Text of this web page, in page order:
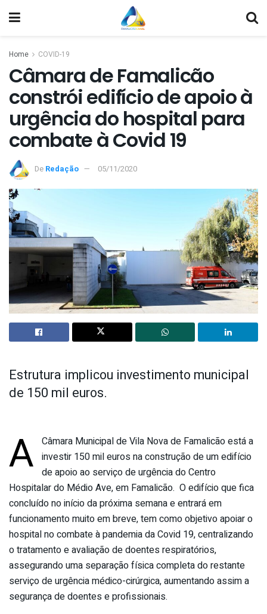
Home COVID-19
Câmara de Famalicão
constrói edifício de apoio à
urgência do hospital para
combate à Covid 19
De Redação 05/11/2020
Estrutura implicou investimento municipal
de 150 mil euros.
A Câmara Municipal de Vila Nova de Famalicão está a
investir 150 mil euros na construção de um edifício
de apoio ao serviço de urgência do Centro
Hospitalar do Médio Ave, em Famalicão. O edifício que fica
concluído no início da próxima semana e entrará em
funcionamento muito em breve, tem como objetivo apoiar o
hospital no combate à pandemia da Covid 19, centralizando
o tratamento e avaliação de doentes respiratórios,
assegurando uma separação física completa do restante
serviço de urgência médico-cirúrgica, aumentando assim a
segurança de doentes e profissionais.